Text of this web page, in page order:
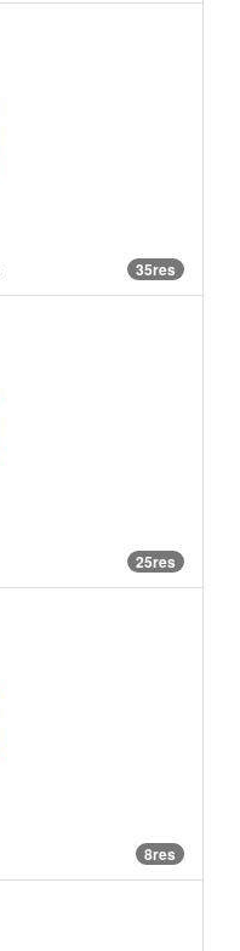
35res
25res
8res